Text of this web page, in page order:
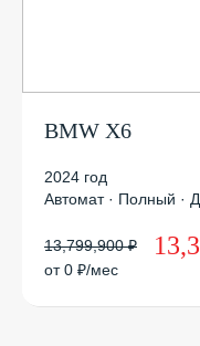
BMW X6
2024 год
Автомат · Полный ·
13,799,900 ₽
от 0 ₽/мес